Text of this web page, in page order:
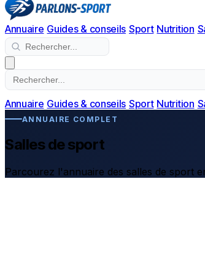
Annuaire Guides & conseils Sport Nutrition
Annuaire Guides & conseils Sport Nutrition
ANNUAIRE COMPLET
Salles de sport
Parcourez l'annuaire des salles de sport